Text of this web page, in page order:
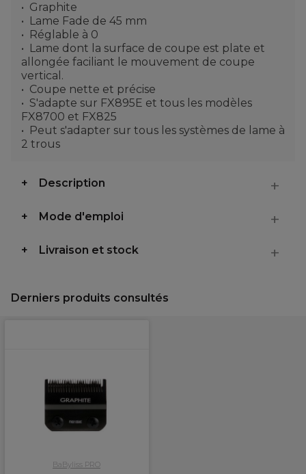
Graphite
Lame Fade de 45 mm
Réglable à 0
Lame dont la surface de coupe est plate et
allongée faciliant le mouvement de coupe
vertical.
Coupe nette et précise
S'adapte sur FX895E et tous les modèles
FX8700 et FX825
Peut s'adapter sur tous les systèmes de lame à
2 trous
Description
Mode d'emploi
Livraison et stock
Derniers produits consultés
BaByliss PRO